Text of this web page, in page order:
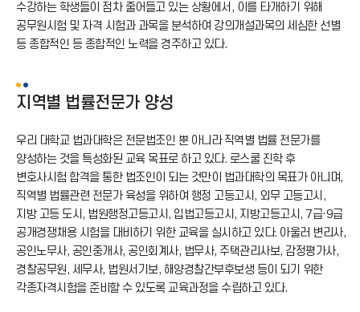
수강하는 학생들이 점차 줄어들고 있는 상황에서, 이를 타개하기 위해
공무원시험 및 자격 시험과 과목을 분석하여 강의개설과목의 세심한 선별
등 종합적인 등 종합적인 노력을 경주하고 있다.
지역별 법률전문가 양성
우리 대학교 법과대학은 전문법조인 뿐 아니라 직역별 법률 전문가를
양성하는 것을 특성화된 교육 목표로 하고 있다. 로스쿨 진학 후
변호사시험 합격을 통한 법조인이 되는 것만이 법과대학의 목표가 아니며,
직역별 법률관련 전문가 육성을 위하여 행정 고등고시, 외무 고등고시,
지방 고등 도시, 법원행정고등고시, 입법고등고시, 지방고등고시, 7급·9급
공개경쟁채용 시험을 대비하기 위한 교육을 실시하고 있다. 아울러 변리사,
공인노무사, 공인중개사, 공인회계사, 법무사, 주택관리사보, 감정평가사,
경찰공무원, 세무사, 법원서기보, 해양경찰간부후보생 등이 되기 위한
각종자격시험을 준비할 수 있도록 교육과정을 수립하고 있다.